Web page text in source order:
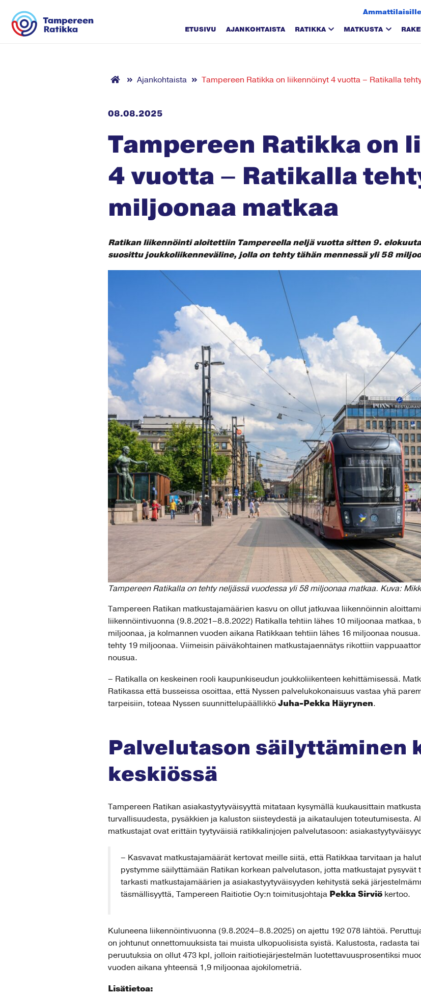
Ammattilaisille
ETUSIVU AJANKOHTAISTA RATIKKA MATKUSTA
Ajankohtaista Tampereen Ratikka on liikennöinyt 4 vuotta – Ratikalla
08.08.2025
Tampereen Ratikka on
4 vuotta – Ratikalla
miljoonaa matkaa
Ratikan liikennöinti aloitettiin Tampereella neljä vuotta sitten 9.
suosittu joukkoliikenneväline, jolla on tehty tähän mennessä yli 58
Tampereen Ratikalla on tehty neljässä vuodessa yli 58 miljoonaa matkaa. Kuva:
Tampereen Ratikan matkustajamäärien kasvu on ollut jatkuvaa liikennöinnin
liikennöintivuonna (9.8.2021–8.8.2022) Ratikalla tehtiin lähes 10 miljoonaa matkaa,
miljoonaa, ja kolmannen vuoden aikana Ratikkaan tehtiin lähes 16 miljoonaa
tehty 19 miljoonaa. Viimeisin päiväkohtainen matkustajaennätys rikottiin
nousua.
– Ratikalla on keskeinen rooli kaupunkiseudun joukkoliikenteen kehittämisessä.
Ratikassa että busseissa osoittaa, että Nyssen palvelukokonaisuus vastaa yhä
tarpeisiin, toteaa Nyssen suunnittelupäällikkö Juha-Pekka Häyrynen.
Palvelutason säilyttäminen
keskiössä
Tampereen Ratikan asiakastyytyväisyyttä mitataan kysymällä kuukausittain
turvallisuudesta, pysäkkien ja kaluston siisteydestä ja aikataulujen toteutumisesta.
matkustajat ovat erittäin tyytyväisiä ratikkalinjojen palvelutasoon:
– Kasvavat matkustajamäärät kertovat meille siitä, että Ratikkaa tarvitaan ja
pystymme säilyttämään Ratikan korkean palvelutason, jotta matkustajat
tarkasti matkustajamäärien ja asiakastyytyväisyyden kehitystä sekä
täsmällisyyttä, Tampereen Raitiotie Oy:n toimitusjohtaja Pekka Sirviö kertoo.
Kuluneena liikennöintivuonna (9.8.2024–8.8.2025) on ajettu 192 078 lähtöä.
on johtunut onnettomuuksista tai muista ulkopuolisista syistä. Kalustosta, radasta
peruutuksia on ollut 473 kpl, jolloin raitiotiejärjestelmän luotettavuusprosentiksi
vuoden aikana yhteensä 1,9 miljoonaa ajokilometriä.
Lisätietoa: